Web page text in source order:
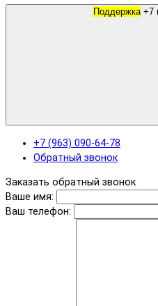
Поддержка
+7 (963) 090-64-78
Обратный звонок
Заказать обратный звонок
Ваше имя:
Ваш телефон: